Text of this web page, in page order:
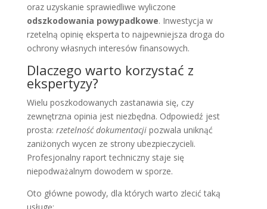
oraz uzyskanie sprawiedliwe wyliczone
odszkodowania powypadkowe. Inwestycja w
rzetelną opinię eksperta to najpewniejsza droga do
ochrony własnych interesów finansowych.
Dlaczego warto korzystać z
ekspertyzy?
Wielu poszkodowanych zastanawia się, czy
zewnętrzna opinia jest niezbędna. Odpowiedź jest
prosta: rzetelność dokumentacjipozwala uniknąć
zaniżonych wycen ze strony ubezpieczycieli.
Profesjonalny raport techniczny staje się
niepodważalnym dowodem w sporze.
Oto główne powody, dla których warto zlecić taką